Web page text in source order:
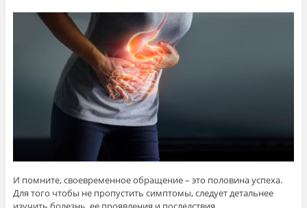
И помните, своевременное обращение – это половина успеха.
Для того чтобы не пропустить симптомы, следует детальнее